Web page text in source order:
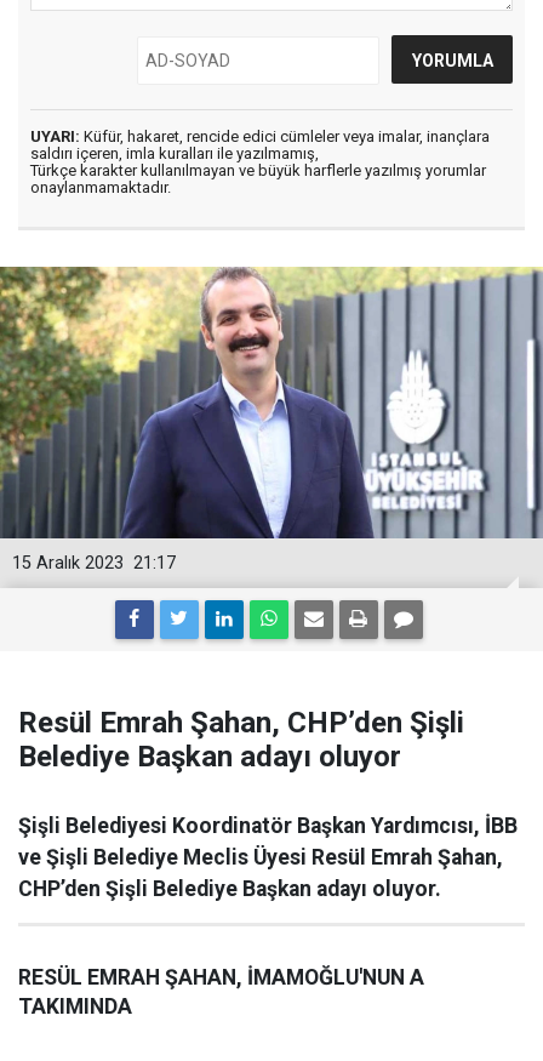
UYARI: Küfür, hakaret, rencide edici cümleler veya imalar, inançlara
saldırı içeren, imla kuralları ile yazılmamış,
Türkçe karakter kullanılmayan ve büyük harflerle yazılmış yorumlar
onaylanmamaktadır.
21:17
15 Aralık 2023
Resül Emrah Şahan, CHP’den Şişli
Belediye Başkan adayı oluyor
Şişli Belediyesi Koordinatör Başkan Yardımcısı, İBB
ve Şişli Belediye Meclis Üyesi Resül Emrah Şahan,
CHP’den Şişli Belediye Başkan adayı oluyor.
RESÜL EMRAH ŞAHAN, İMAMOĞLU'NUN A
TAKIMINDA